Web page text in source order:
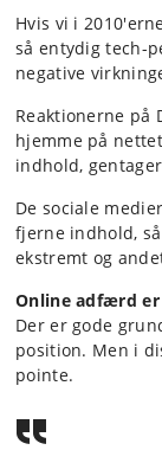
Hvis vi i
så entydig tech-
negative
Reaktionerne på
hjemme på
indhold,
De sociale
fjerne indhold,
ekstremt og
Online adfærd
Der er gode
position. Men i
pointe.